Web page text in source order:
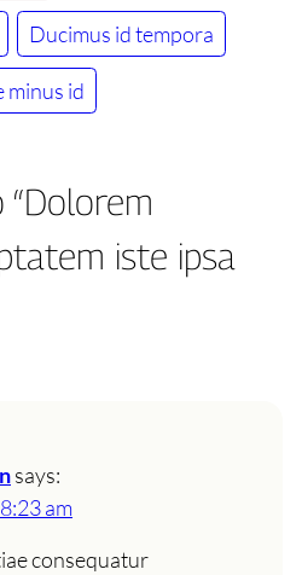
Ducimus id tempora
minus id
iste ipsa
says:
am
consequatur